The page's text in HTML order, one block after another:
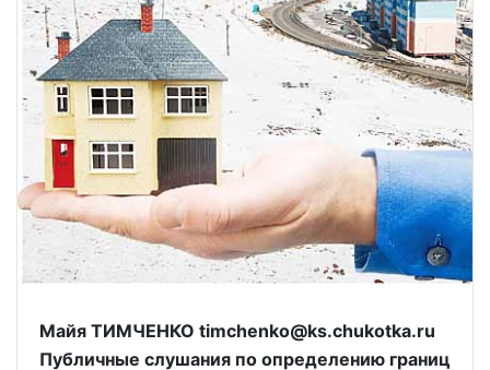
Майя ТИМЧЕНКО timchenko@ks.chukotka.ru
Публичные слушания по определению границ